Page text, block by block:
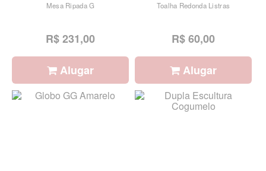
Mesa Ripada G
R$ 231,00
Alugar
Toalha Redonda Listras
R$ 60,00
Alugar